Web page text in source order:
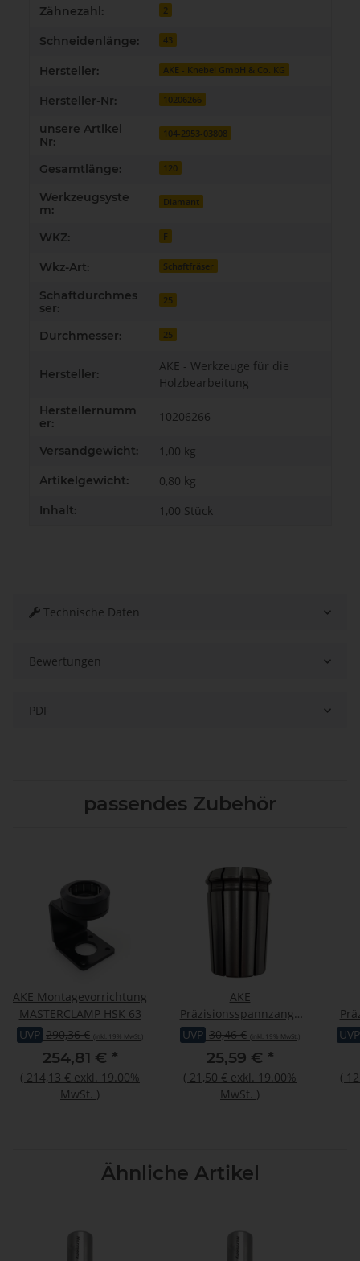
Zähnezahl: 2
Schneidenlänge: 43
Hersteller: AKE - Knebel GmbH & Co. KG
Hersteller-Nr: 10206266
unsere Artikel
Nr:
104-2953-03808
Gesamtlänge: 120
Werkzeugsyste
m:
Diamant
WKZ: F
Wkz-Art: Schaftfräser
Schaftdurchmes
ser:
25
Durchmesser: 25
Hersteller:
AKE - Werkzeuge für die
Holzbearbeitung
Herstellernumm
er:
10206266
Versandgewicht: 1,00 kg
Artikelgewicht: 0,80 kg
Inhalt: 1,00 Stück
Technische Daten
Bewertungen
PDF
passendes Zubehör
AKE Montagevorrichtung
MASTERCLAMP HSK 63
UVP 290,36 € (inkl. 19% MwSt.)
254,81 € *
( 214,13 € exkl. 19.00%
MwSt. )
AKE
Präzisionsspannzange
35,05/25 462E
UVP 30,46 € (inkl. 19% MwSt.)
25,59 € *
( 21,50 € exkl. 19.00%
MwSt. )
UVP
(
Ähnliche Artikel